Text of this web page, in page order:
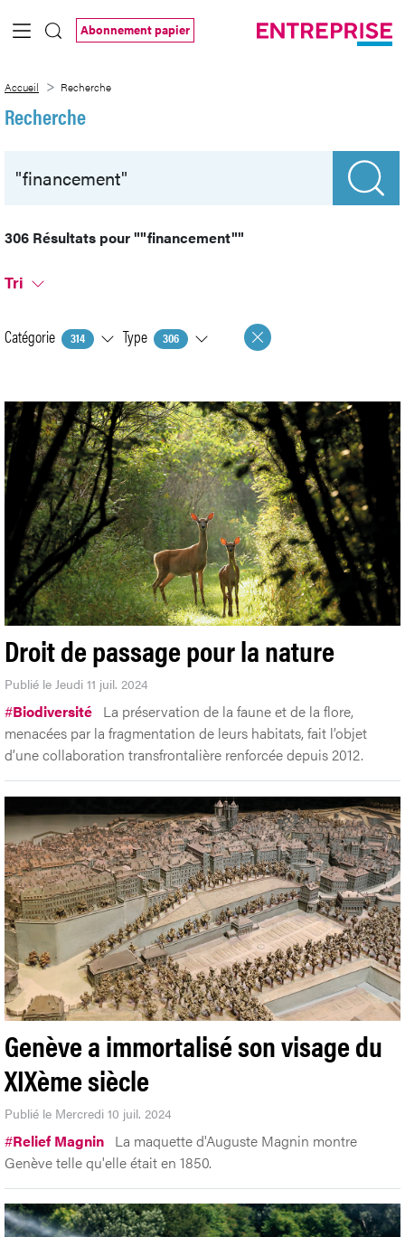
Saut au contenu principal
Abonnement papier
Accueil Recherche
Recherche
306 Résultats pour""financement""
Tri
Catégorie 314 Type 306
Droit de passage pour la nature
Publié le Jeudi 11 juil. 2024
#Biodiversité La préservation de la faune et de la flore,
menacées par la fragmentation de leurs habitats, fait l’objet
d’une collaboration transfrontalière renforcée depuis 2012.
Genève a immortalisé son visage du
XIXème siècle
Publié le Mercredi 10 juil. 2024
#Relief Magnin La maquette d'Auguste Magnin montre
Genève telle qu'elle était en 1850.